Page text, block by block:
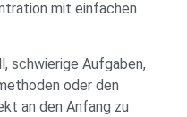
mit einfachen
schwierige Aufgaben,
oder den
an den Anfang zu